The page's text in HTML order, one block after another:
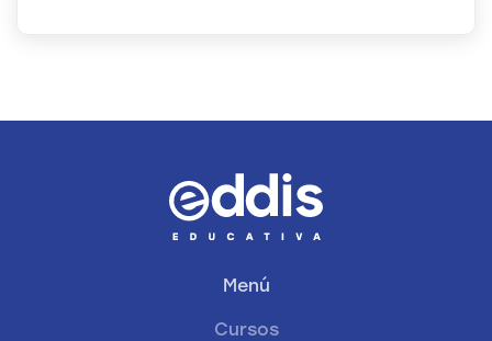
Menú
Cursos